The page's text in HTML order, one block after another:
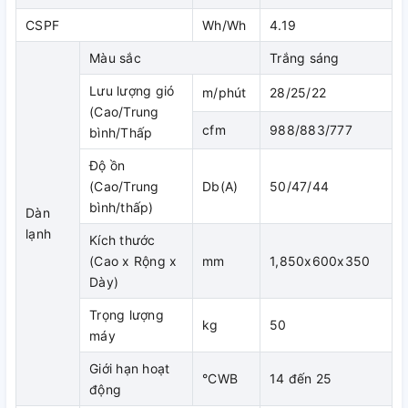
Hướng thổi lên xuống: Đảo gió lên xuống độc lập nhanh
chóng phân bổ nhiệt độ đồng đều trong phòng, giúp tiết
Tốc độ quạt có thể thay đổi
Chế độ tốc độ cao
Chức năng khử mùi
Hiệu suất cao
Động cớ quạt 1 chiều tăng hiệu suất hoạt động
Lắp đặt dễ dàng
Trọng lượng nhẹ giúp dễ dàng vận chuyển và lắp đặt
Có thể kết nối với hệ điều khiển trung tâm không cần phụ
kiện tùy chọn
Phin lọc tiêu chuẩn có độ bền cao, sử dụng trong 1 năm
không cần bảo dưỡng.
Sử dụng chức năng khóa an toàn của lưới tản nhiệt hút.
CSPF Wh/Wh 4.19
Dàn
lạnh
Màu sắc Trắng sáng
Lưu lượng gió
(Cao/Trung
bình/Thấp
m/phút 28/25/22
cfm 988/883/777
Độ ồn
(Cao/Trung
bình/thấp)
Db(A) 50/47/44
Kích thước
(Cao x Rộng x
Dày)
mm 1,850x600x350
Trọng lượng
máy
kg 50
Giới hạn hoạt
động
°CWB 14 đến 25